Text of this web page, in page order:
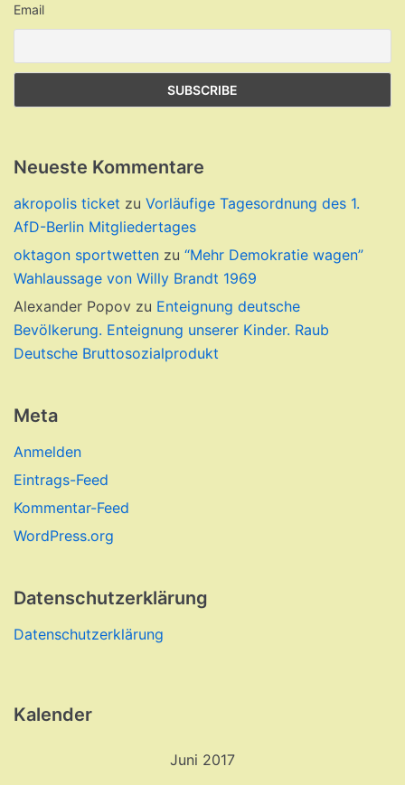
Email
Neueste Kommentare
akropolis ticket zu Vorläufige Tagesordnung des 1.
AfD-Berlin Mitgliedertages
oktagon sportwetten zu “Mehr Demokratie wagen”
Wahlaussage von Willy Brandt 1969
Alexander Popov zu Enteignung deutsche
Bevölkerung. Enteignung unserer Kinder. Raub
Deutsche Bruttosozialprodukt
Meta
Anmelden
Eintrags-Feed
Kommentar-Feed
WordPress.org
Datenschutzerklärung
Datenschutzerklärung
Kalender
Juni 2017